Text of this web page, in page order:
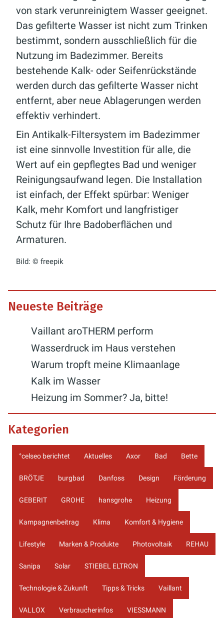
von stark verunreinigtem Wasser geeignet.
Das gefilterte Wasser ist nicht zum Trinken
bestimmt, sondern ausschließlich für die
Nutzung im Badezimmer. Bereits
bestehende Kalk- oder Seifenrückstände
werden durch das gefilterte Wasser nicht
entfernt, aber neue Ablagerungen werden
effektiv verhindert.
Ein Antikalk-Filtersystem im Badezimmer
ist eine sinnvolle Investition für alle, die
Wert auf ein gepflegtes Bad und weniger
Reinigungsaufwand legen. Die Installation
ist einfach, der Effekt spürbar: Weniger
Kalk, mehr Komfort und langfristiger
Schutz für Ihre Badoberflächen und
Armaturen.
Bild: © freepik
Neueste Beiträge
Vaillant aroTHERM perform
Wasserdruck im Haus verstehen
Warum tropft meine Klimaanlage
Kalk im Wasser
Heizung im Sommer? Ja, bitte!
Kategorien
°celseo berichtet Aktuelles Axor Bad Bette
BRÖTJE burgbad Danfoss Design Förderung
GEBERIT GROHE hansgrohe Heizung
Kampagnenbeitrag Klima Komfort & Hygiene
Lifestyle Marken & Produkte Photovoltaik REHAU
Sanipa Solar STIEBEL ELTRON
Technologie & Zukunft Tipps & Tricks Vaillant
VALLOX Verbraucherinfos VIESSMANN